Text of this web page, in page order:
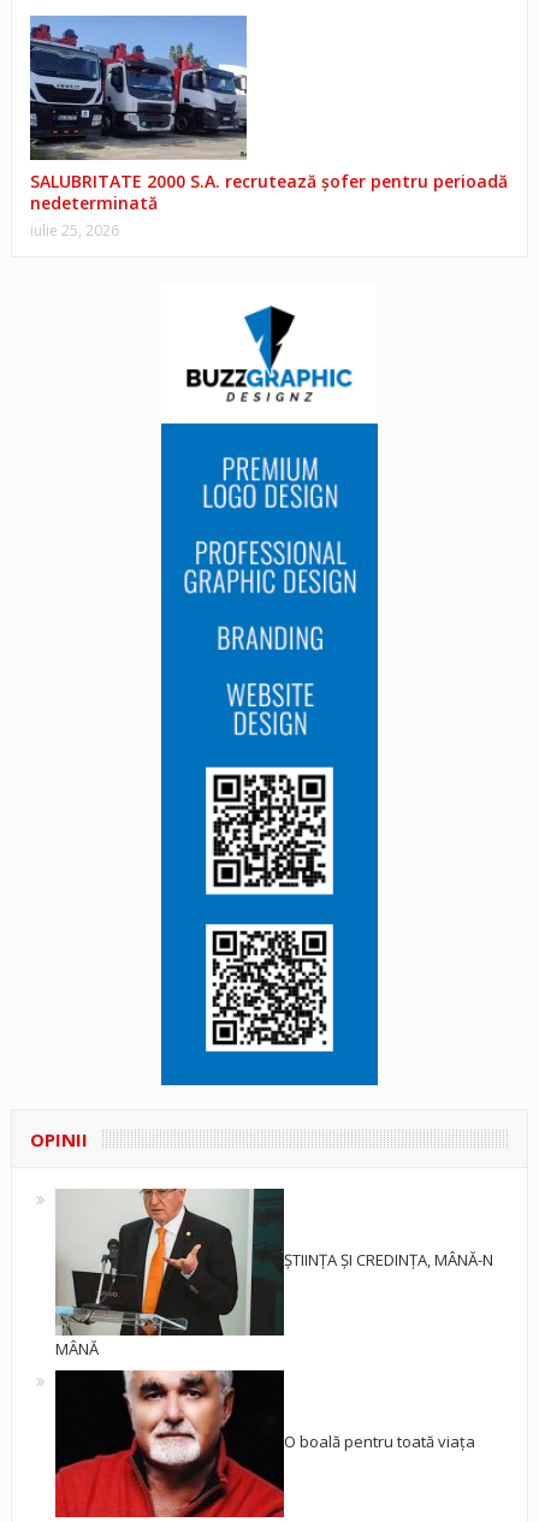
SALUBRITATE 2000 S.A. recrutează șofer pentru perioadă
nedeterminată
iulie 25, 2026
OPINII
ȘTIINȚA ȘI CREDINȚA, MÂNĂ-N
MÂNĂ
O boală pentru toată viața